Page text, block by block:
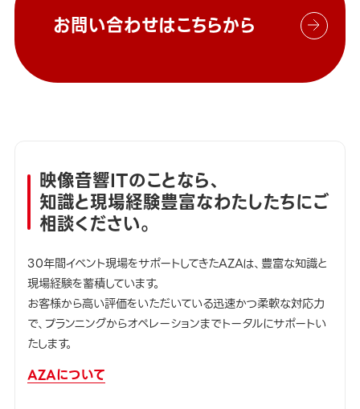
お問い合わせはこちらから
映像音響ITのことなら、
知識と現場経験豊富なわたしたちにご
相談ください。
30年間イベント現場をサポートしてきたAZAは、豊富な知識と
現場経験を蓄積しています。
お客様から高い評価をいただいている迅速かつ柔軟な対応力
で、プランニングからオペレーションまでトータルにサポートい
たします。
AZAについて